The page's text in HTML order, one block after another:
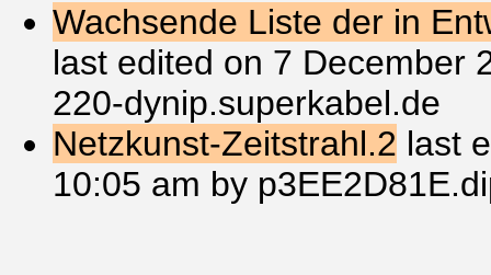
Wachsende Liste der in
last edited on 7 December
220-dynip.superkabel.de
Netzkunst-Zeitstrahl.2 last
10:05 am by